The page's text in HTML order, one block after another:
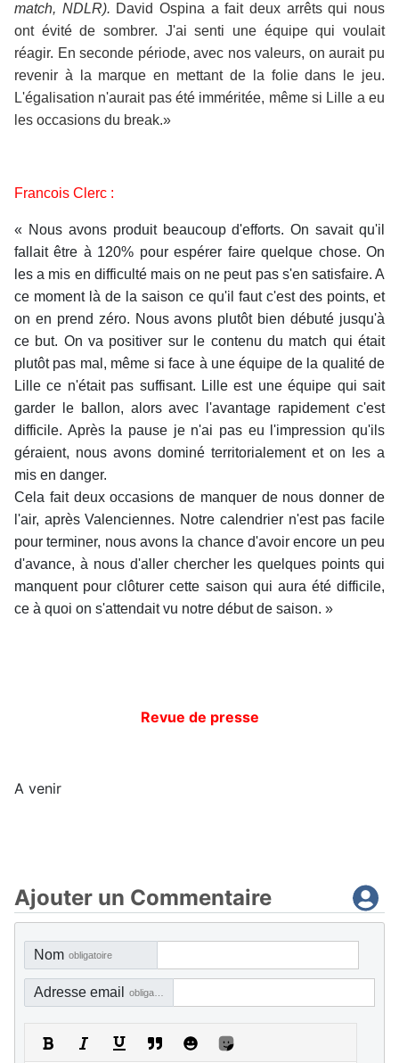
match, NDLR). David Ospina a fait deux arrêts qui nous
ont évité de sombrer. J'ai senti une équipe qui voulait
réagir. En seconde période, avec nos valeurs, on aurait pu
revenir à la marque en mettant de la folie dans le jeu.
L'égalisation n'aurait pas été imméritée, même si Lille a eu
les occasions du break.»
Francois Clerc :
« Nous avons produit beaucoup d'efforts. On savait qu'il
fallait être à 120% pour espérer faire quelque chose. On
les a mis en difficulté mais on ne peut pas s'en satisfaire. A
ce moment là de la saison ce qu'il faut c'est des points, et
on en prend zéro. Nous avons plutôt bien débuté jusqu'à
ce but. On va positiver sur le contenu du match qui était
plutôt pas mal, même si face à une équipe de la qualité de
Lille ce n'était pas suffisant. Lille est une équipe qui sait
garder le ballon, alors avec l'avantage rapidement c'est
difficile. Après la pause je n'ai pas eu l'impression qu'ils
géraient, nous avons dominé territorialement et on les a
mis en danger.
Cela fait deux occasions de manquer de nous donner de
l'air, après Valenciennes. Notre calendrier n'est pas facile
pour terminer, nous avons la chance d'avoir encore un peu
d'avance, à nous d'aller chercher les quelques points qui
manquent pour clôturer cette saison qui aura été difficile,
ce à quoi on s'attendait vu notre début de saison. »
Revue de presse
A venir
Ajouter un Commentaire
Nom obligatoire
Adresse email